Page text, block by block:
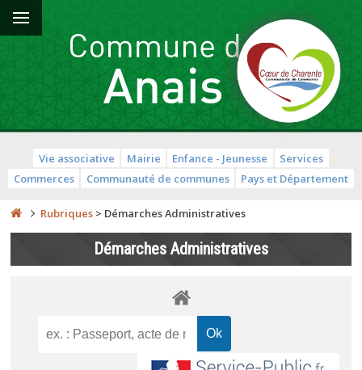
Vie associative Mairie Enfance - Jeunesse
Services
Commerces
Communauté de communes Pays et Département
Rubriques > Démarches Administratives
Démarches Administratives